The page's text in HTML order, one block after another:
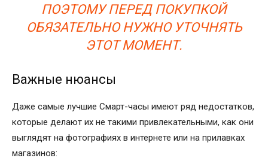
ПОЭТОМУ ПЕРЕД ПОКУПКОЙ
ОБЯЗАТЕЛЬНО НУЖНО УТОЧНЯТЬ
ЭТОТ МОМЕНТ.
Важные нюансы
Даже самые лучшие Смарт-часы имеют ряд недостатков,
которые делают их не такими привлекательными, как они
выглядят на фотографиях в интернете или на прилавках
магазинов: